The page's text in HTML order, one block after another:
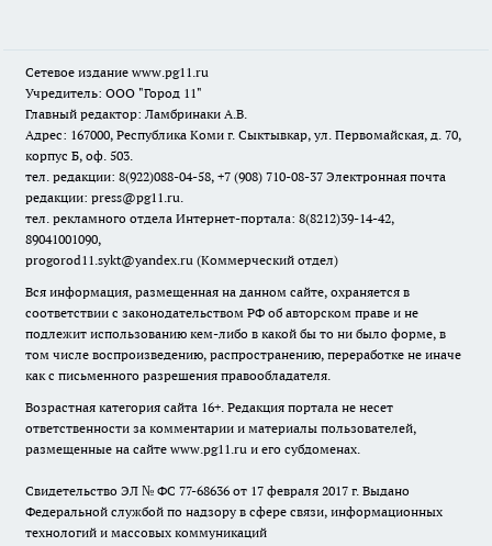
Сетевое издание www.pg11.ru
Учредитель: ООО "Город 11"
Главный редактор: Ламбринаки А.В.
Адрес: 167000, Республика Коми г. Сыктывкар, ул. Первомайская, д. 70,
корпус Б, оф. 503.
тел. редакции: 8(922)088-04-58, +7 (908) 710-08-37 Электронная почта
редакции: press@pg11.ru.
тел. рекламного отдела Интернет-портала: 8(8212)39-14-42,
89041001090,
progorod11.sykt@yandex.ru (Коммерческий отдел)
Вся информация, размещенная на данном сайте, охраняется в
соответствии с законодательством РФ об авторском праве и не
подлежит использованию кем-либо в какой бы то ни было форме, в
том числе воспроизведению, распространению, переработке не иначе
как с письменного разрешения правообладателя.
Возрастная категория сайта 16+. Редакция портала не несет
ответственности за комментарии и материалы пользователей,
размещенные на сайте www.pg11.ru и его субдоменах.
Свидетельство ЭЛ № ФС 77-68636 от 17 февраля 2017 г. Выдано
Федеральной службой по надзору в сфере связи, информационных
технологий и массовых коммуникаций